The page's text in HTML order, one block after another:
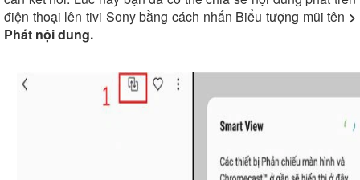
điện thoại lên tivi Sony bằng cách nhấn Biểu tượng mũi tên >
Phát nội dung.